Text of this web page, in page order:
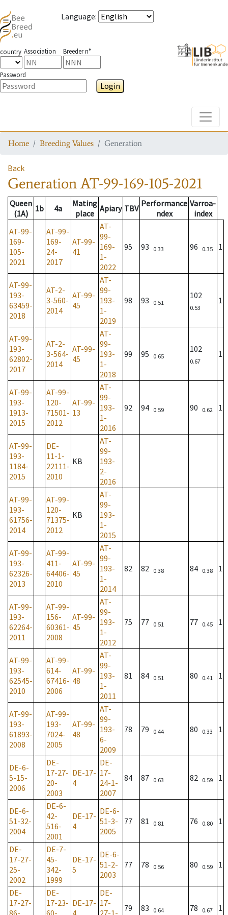
Language:
country Association Breeder n°
Password
Login
Home Breeding Values Generation
Back
GenerationAT-99-169-105-2021
Queen
(1A)
1b 4a
Mating
place Apiary TBV Performance
ndex
Varroa-
index
AT-99-
169-
105-
2021
AT-99-
169-
24-
2017
AT-99-
41
AT-
99-
169-
1-
2022
95 93 0.33 96 0.35 1
AT-99-
193-
63459-
2018
AT-2-
3-560-
2014
AT-99-
45
AT-
99-
193-
1-
2019
98 93 0.51
102
0.53
1
AT-99-
193-
62802-
2017
AT-2-
3-564-
2014
AT-99-
45
AT-
99-
193-
1-
2018
99 95 0.65
102
0.67
1
AT-99-
193-
1913-
2015
AT-99-
120-
71501-
2012
AT-99-
13
AT-
99-
193-
1-
2016
92 94 0.59 90 0.62 1
AT-99-
193-
1184-
2015
DE-
11-1-
22111-
2010
KB
AT-
99-
193-
2-
2016
AT-99-
193-
61756-
2014
AT-99-
120-
71375-
2012
KB
AT-
99-
193-
1-
2015
AT-99-
193-
62326-
2013
AT-99-
411-
64406-
2010
AT-99-
45
AT-
99-
193-
1-
2014
82 82 0.38 84 0.38 1
AT-99-
193-
62264-
2011
AT-99-
156-
60361-
2008
AT-99-
45
AT-
99-
193-
1-
2012
75 77 0.51 77 0.45 1
AT-99-
193-
62545-
2010
AT-99-
614-
67416-
2006
AT-99-
48
AT-
99-
193-
1-
2011
81 84 0.51 80 0.41 1
AT-99-
193-
61893-
2008
AT-99-
193-
7024-
2005
AT-99-
48
AT-
99-
193-
6-
2009
78 79 0.44 80 0.33 1
DE-6-
5-15-
2006
DE-
17-27-
20-
2003
DE-17-
4
DE-
17-
24-1-
2007
84 87 0.63 82 0.59 1
DE-6-
51-32-
2004
DE-6-
42-
516-
2001
DE-17-
4
DE-6-
51-3-
2005
77 81 0.81 76 0.80 1
DE-
17-27-
25-
2002
DE-7-
45-
342-
1999
DE-17-
5
DE-6-
51-2-
2003
77 78 0.56 80 0.59 1
DE-
17-27-
DE-
17-23- DE-17-
DE-
17-
79 83 0.64 78 0.67 1